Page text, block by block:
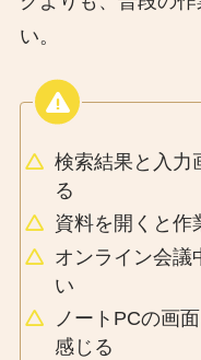
い。
検索結果と入力
る
資料を開くと作
オンライン会議
い
ノートPCの画
感じる